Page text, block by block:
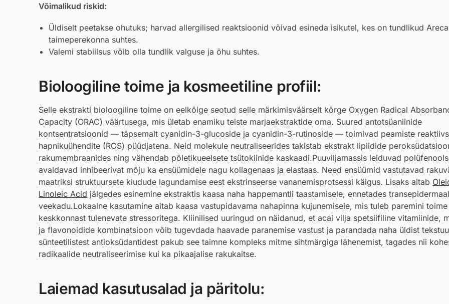
Võimalikud riskid:
Üldiselt peetakse ohutuks; harvad allergilised reaktsioonid võivad esineda isikutel, kes on tundlikud
taimeperekonna suhtes.
Valemi stabiilsus võib olla tundlik valguse ja õhu suhtes.
Bioloogiline toime ja kosmeetiline profiil:
Selle ekstrakti bioloogiline toime on eelkõige seotud selle märkimisväärselt kõrge Oxygen Radical
Capacity (ORAC) väärtusega, mis ületab enamiku teiste marjaekstraktide oma. Suured antotsüaniinide
kontsentratsioonid — täpsemalt cyanidin-3-glucoside ja cyanidin-3-rutinoside — toimivad peamiste
hapnikuühendite (ROS) püüdjatena. Neid molekule neutraliseerides takistab ekstrakt lipiidide
rakumembraanides ning vähendab põletikueelsete tsütokiinide kaskaadi.Puuviljamassis leiduvad
avaldavad inhibeerivat mõju ka ensüümidele nagu kollagenaas ja elastaas. Need ensüümid vastutavad
maatriksi struktuursete kiudude lagundamise eest ekstrinseerse vananemisprotsessi käigus. Lisaks aitab
Linoleic Acid jälgedes esinemine ekstraktis kaasa naha happemantli taastamisele, ennetades
veekadu.Lokaalne kasutamine aitab kaasa vastupidavama nahapinna kujunemisele, mis tuleb paremini toime
keskkonnast tulenevate stressoritega. Kliinilised uuringud on näidanud, et acai vilja spetsiifiline vitamiinide,
ja flavonoidide kombinatsioon võib tugevdada haavade paranemise vastust ja parandada naha üldist
sünteetilistest antioksüdantidest pakub see taimne kompleks mitme sihtmärgiga lähenemist, tagades nii
radikaalide neutraliseerimise kui ka pikaajalise rakukaitse.
Laiemad kasutusalad ja päritolu: